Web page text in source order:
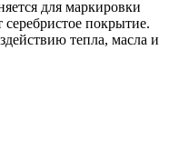
для маркировки
покрытие.
тепла, масла и